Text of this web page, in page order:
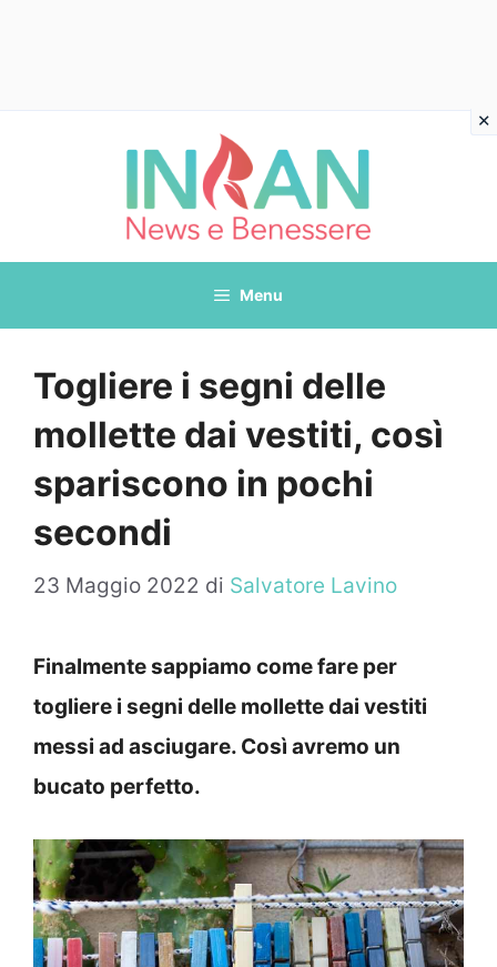
Menu
Togliere i segni delle
mollette dai vestiti, così
spariscono in pochi
secondi
23 Maggio 2022 di Salvatore Lavino
Finalmente sappiamo come fare per
togliere i segni delle mollette dai vestiti
messi ad asciugare. Così avremo un
bucato perfetto.